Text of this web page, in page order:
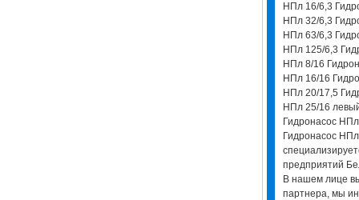
НПл 16/6,3
НПл 32/6,3
НПл 63/6,3
НПл 125/6,3
НПл 8/16
НПл 16/16
НПл 20/17,5
НПл 25/16
Гидронасос
Гидронасос
предприятий
В нашем лице
партнера, мы